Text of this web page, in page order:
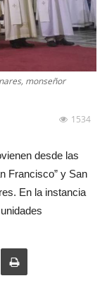
monseñor
1534
desde las
Francisco” y San
En la instancia